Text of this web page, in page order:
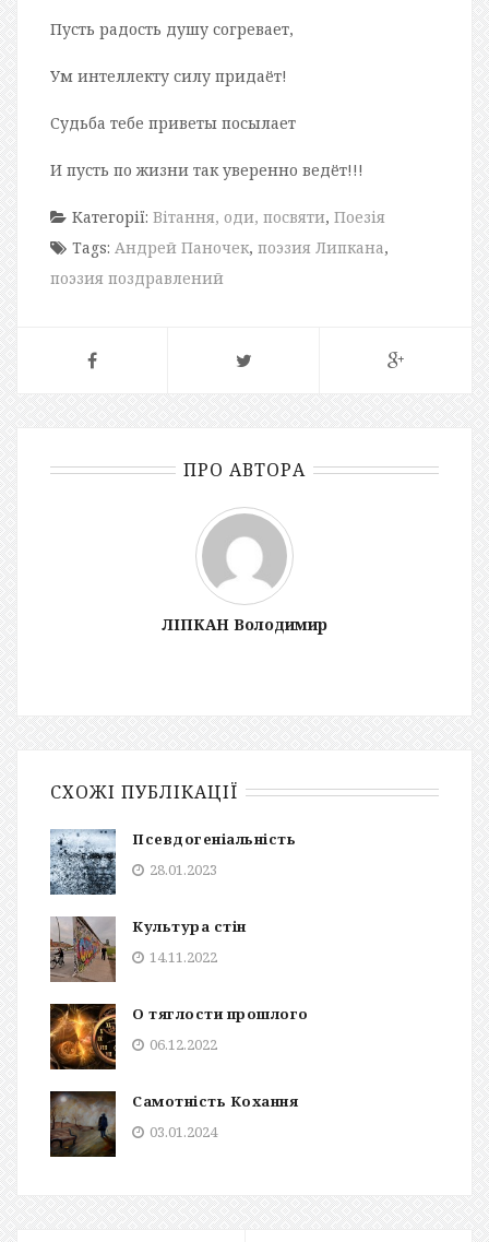
Пусть радость душу согревает,
Ум интеллекту силу придаёт!
Судьба тебе приветы посылает
И пусть по жизни так уверенно ведёт!!!
Категорії: Вітання, оди, посвяти, Поезія
Tags: Андрей Паночек, поэзия Липкана,
поэзия поздравлений
ПРО АВТОРА
ЛІПКАН Володимир
СХОЖІ ПУБЛІКАЦІЇ
Псевдогеніальність
28.01.2023
Культура стін
14.11.2022
О тяглости прошлого
06.12.2022
Самотність Кохання
03.01.2024